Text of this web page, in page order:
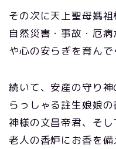
その次に天上聖母媽
自然災害・事故・厄
や心の安らぎを育んで
続いて、安産の守り
らっしゃる註生娘娘
神様の文昌帝君、そ
老人の香炉にお香を